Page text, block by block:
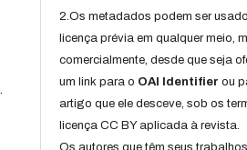
2.Os metadados podem ser
licença prévia em qualquer meio,
comercialmente, desde que seja
um link para o OAI Identifier ou
artigo que ele desceve, sob os
licença CC BY aplicada à revista.
Os autores que têm seus trabalhos